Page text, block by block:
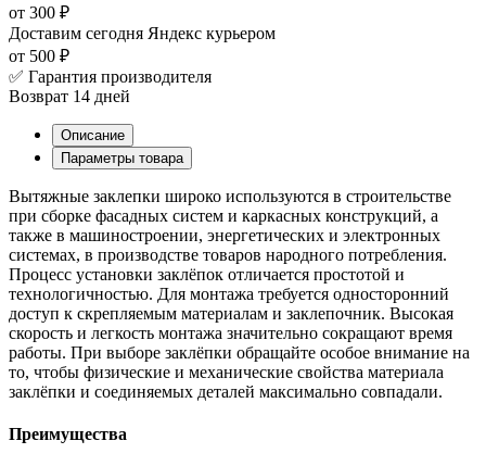
от 300 ₽
Доставим сегодня Яндекс курьером
от 500 ₽
✅ Гарантия производителя
Возврат 14 дней
Описание
Параметры товара
Вытяжные заклепки широко используются в строительстве
при сборке фасадных систем и каркасных конструкций, а
также в машиностроении, энергетических и электронных
системах, в производстве товаров народного потребления.
Процесс установки заклёпок отличается простотой и
технологичностью. Для монтажа требуется односторонний
доступ к скрепляемым материалам и заклепочник. Высокая
скорость и легкость монтажа значительно сокращают время
работы. При выборе заклёпки обращайте особое внимание на
то, чтобы физические и механические свойства материала
заклёпки и соединяемых деталей максимально совпадали.
Преимущества